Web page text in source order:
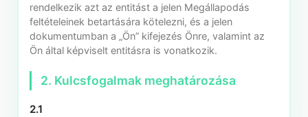
rendelkezik azt az entitást a jelen Megállapodás
feltételeinek betartására kötelezni, és a jelen
dokumentumban a „Ön” kifejezés Önre, valamint az
Ön által képviselt entitásra is vonatkozik.
2. Kulcsfogalmak meghatározása
2.1